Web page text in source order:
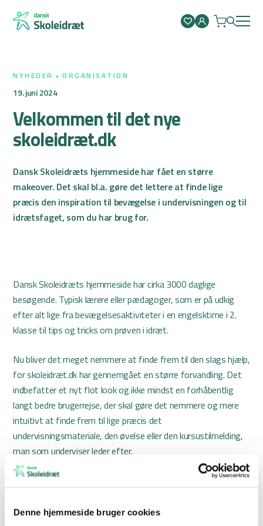
Denne hjemmeside bruger cookies
NYHEDER ORGANISATION
19. juni 2024
Velkommen til det nye
skoleidræt.dk
Dansk Skoleidræts hjemmeside har fået en større
makeover. Det skal bl.a. gøre det lettere at finde lige
præcis den inspiration til bevægelse i undervisningen og til
idrætsfaget, som du har brug for.
Dansk Skoleidræts hjemmeside har cirka 3000 daglige
besøgende. Typisk lærere eller pædagoger, som er på udkig
efter alt lige fra bevægelsesaktiviteter i en engelsktime i 2.
klasse til tips og tricks om prøven i idræt.
Nu bliver det meget nemmere at finde frem til den slags hjælp,
for skoleidræt.dk har gennemgået en større forvandling. Det
indbefatter et nyt flot look og ikke mindst en forhåbentlig
langt bedre brugerrejse, der skal gøre det nemmere og mere
intuitivt at finde frem til lige præcis det
undervisningsmateriale, den øvelse eller den kursustilmelding,
man som underviser leder efter.
– Dansk Skoleidræt vil skabe en skole i konstant bevægelse,
inspirerede og godt klædt på. Den opgave kan skoleidræt.dk